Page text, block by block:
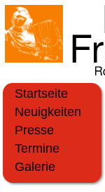
Startseite
Neuigkeiten
Presse
Termine
Galerie